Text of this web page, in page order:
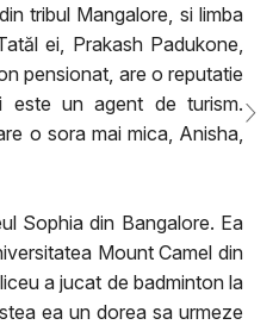
tribul Mangalore, si limba
ei, Prakash Padukone,
pensionat, are o reputatie
este un agent de turism.
o sora mai mica, Anisha,
Sophia din Bangalore. Ea
Mount Camel din
a jucat de badminton la
ea un dorea sa urmeze